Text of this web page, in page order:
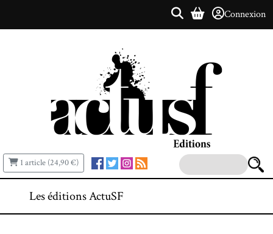
Connexion
1 article (24,90 €)
Les éditions ActuSF